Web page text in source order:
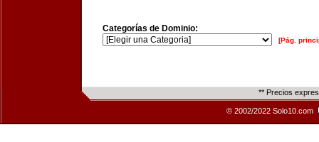
Categorías de Dominio:
[Pág.
** Precios
© 2002/2022 Solo10.com